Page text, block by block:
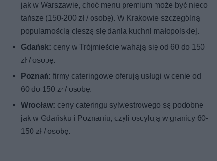
jak w Warszawie, choć menu premium może być nieco
tańsze (150-200 zł / osobę). W Krakowie szczególną
popularnością cieszą się dania kuchni małopolskiej.
Gdańsk: ceny w Trójmieście wahają się od 60 do 150
zł / osobę.
Poznań: firmy cateringowe oferują usługi w cenie od
60 do 150 zł / osobę.
Wrocław: ceny cateringu sylwestrowego są podobne
jak w Gdańsku i Poznaniu, czyli oscylują w granicy 60-
150 zł / osobę.